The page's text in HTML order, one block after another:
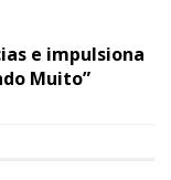
e impulsiona
Muito”